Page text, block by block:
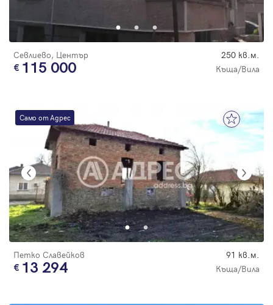
Севлиево, Център 250 кв.м.
115 000 Къща/Вила
Само от Адрес
Петко Славейков 91 кв.м.
13 294 Къща/Вила
Парола
Забравена парола
Регистрация